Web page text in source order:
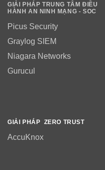
GIẢI PHÁP TRUNG TÂM ĐIỀU
HÀNH AN NINH MẠNG - SOC
Picus Security
Graylog SIEM
Niagara Networks
Gurucul
GIẢI PHÁP ZERO TRUST
AccuKnox